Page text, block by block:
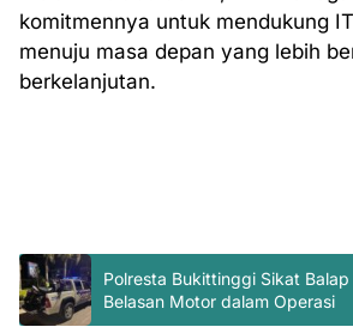
komitmennya untuk mendukung
menuju masa depan yang lebih
berkelanjutan.
Polresta Bukittinggi Sikat
Belasan Motor dalam Operasi